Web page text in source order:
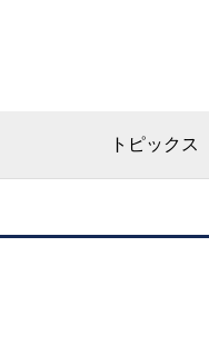
トピックス